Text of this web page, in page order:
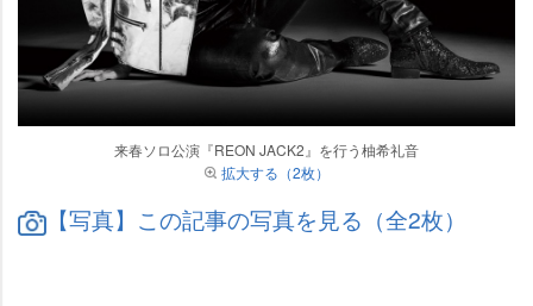
来春ソロ公演『REON JACK2』を行う柚希礼音
拡大する（2枚）
【写真】この記事の写真を見る（全2枚）